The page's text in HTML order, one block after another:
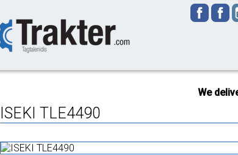
We deliver our products worldwide!All
ISEKI TLE4490